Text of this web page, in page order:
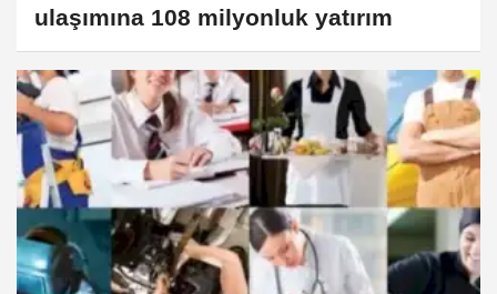
ulaşımına 108 milyonluk yatırım